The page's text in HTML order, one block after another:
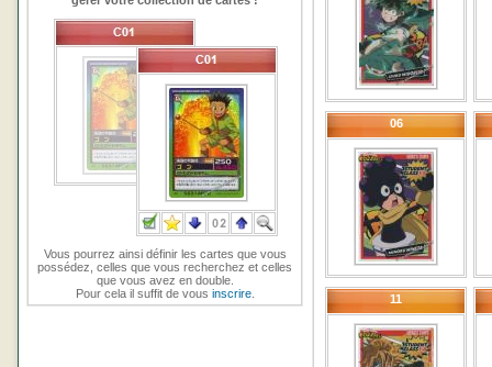
Vous pourrez ainsi définir les cartes que vous
possédez, celles que vous recherchez et celles
que vous avez en double.
Pour cela il suffit de vous inscrire.
06
11